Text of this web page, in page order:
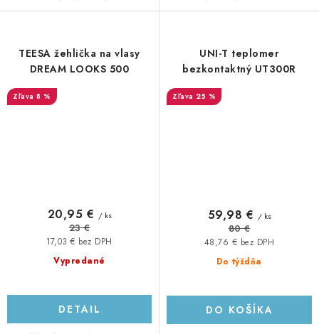
TEESA žehlička na vlasy
DREAM LOOKS 500
8 %
Vypredané
17,03 € bez DPH
20,95 € / ks
23 €
DETAIL
UNI-T teplomer
bezkontaktný UT300R
25 %
Do týždňa
48,76 € bez DPH
59,98 € / ks
80 €
DO KOŠÍKA